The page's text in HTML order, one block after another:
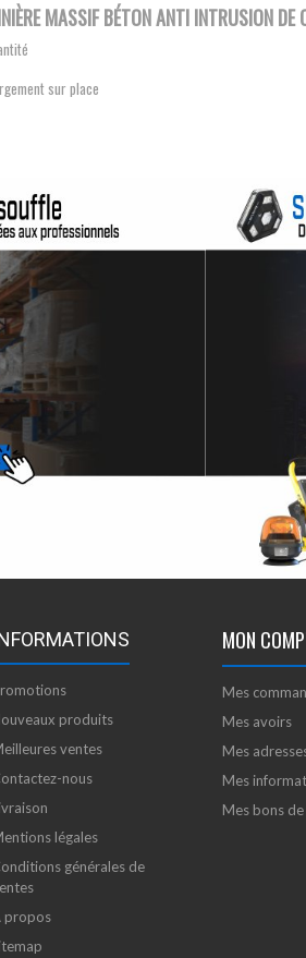
MASSIF BÉTON ANTI INTRUSION DE
sur place
produits
ventes
nous
légales
générales de
propos
MON
Mes
Mes avoirs
Mes
Mes
Mes bons